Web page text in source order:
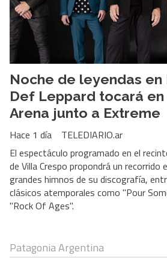
Noche de leyendas en
Def Leppard tocará
Arena junto a Extreme
TELEDIARIO.ar
Hace 1 día
El espectáculo programado en el
de Villa Crespo propondrá un recorrido
grandes himnos de su discografía,
clásicos atemporales como "Pour
"Rock Of Ages".
Patagonia Argentina